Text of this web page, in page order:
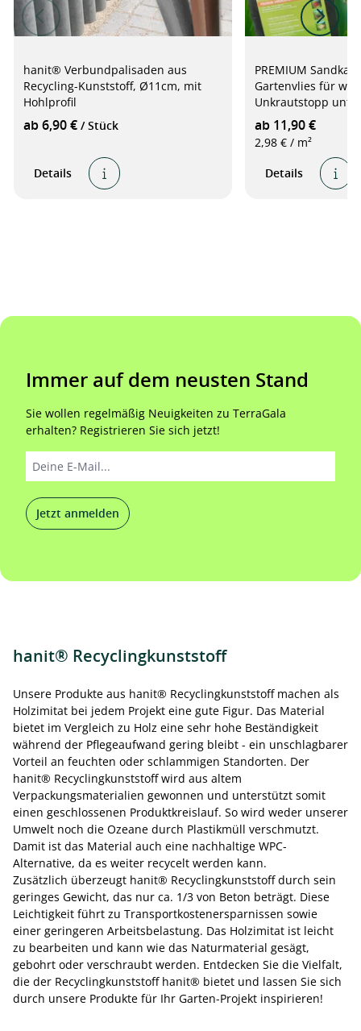
hanit® Verbundpalisaden aus
Recycling-Kunststoff, Ø11cm, mit
Hohlprofil
ab 6,90 € / Stück
Details
PREMIUM
Gartenvlies für
Unkrautstopp
Sandkasten, grau
ab 11,90 €
2,98 € / m²
Details
Immer auf dem neusten Stand
Sie wollen regelmäßig Neuigkeiten zu TerraGala
erhalten? Registrieren Sie sich jetzt!
Jetzt anmelden
hanit® Recyclingkunststoff
Unsere Produkte aus hanit® Recyclingkunststoff machen als
Holzimitat bei jedem Projekt eine gute Figur. Das Material
bietet im Vergleich zu Holz eine sehr hohe Beständigkeit
während der Pflegeaufwand gering bleibt - ein unschlagbarer
Vorteil an feuchten oder schlammigen Standorten. Der
hanit® Recyclingkunststoff wird aus altem
Verpackungsmaterialien gewonnen und unterstützt somit
einen geschlossenen Produktkreislauf. So wird weder unserer
Umwelt noch die Ozeane durch Plastikmüll verschmutzt.
Damit ist das Material auch eine nachhaltige WPC-
Alternative, da es weiter recycelt werden kann.
Zusätzlich überzeugt hanit® Recyclingkunststoff durch sein
geringes Gewicht, das nur ca. 1/3 von Beton beträgt. Diese
Leichtigkeit führt zu Transportkostenersparnissen sowie
einer geringeren Arbeitsbelastung. Das Holzimitat ist leicht
zu bearbeiten und kann wie das Naturmaterial gesägt,
gebohrt oder verschraubt werden. Entdecken Sie die Vielfalt,
die der Recyclingkunststoff hanit® bietet und lassen Sie sich
durch unsere Produkte für Ihr Garten-Projekt inspirieren!